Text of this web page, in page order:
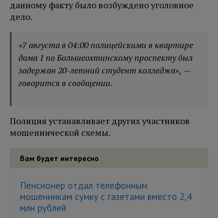
данному факту было возбуждено уголовное
дело.
«7 августа в 04:00 полицейскими в квартире
дома 1 по Большеохтинскому проспекту был
задержан 20-летний студент колледжа», —
говорится в сообщении.
Полиция устанавливает других участников
мошеннической схемы.
Вам будет интересно
Пенсионер отдал телефонным
мошенникам сумку с газетами вместо 2,4
млн рублей